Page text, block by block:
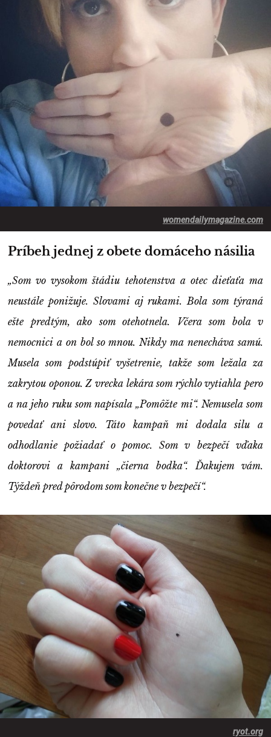
womendailymagazine.com
Príbeh jednej z obete domáceho násilia
„Som vo vysokom štádiu tehotenstva a otec dieťaťa ma
neustále ponižuje. Slovami aj rukami. Bola som týraná
ešte predtým, ako som otehotnela. Včera som bola v
nemocnici a on bol so mnou. Nikdy ma nenecháva samú.
Musela som podstúpiť vyšetrenie, takže som ležala za
zakrytou oponou. Z vrecka lekára som rýchlo vytiahla pero
a na jeho ruku som napísala „Pomôžte mi“. Nemusela som
povedať ani slovo. Táto kampaň mi dodala silu a
odhodlanie požiadať o pomoc. Som v bezpečí vďaka
doktorovi a kampani „čierna bodka“. Ďakujem vám.
Týždeň pred pôrodom som konečne v bezpečí“.
ryot.org